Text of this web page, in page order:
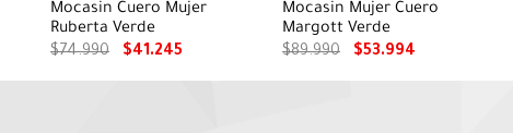
Mocasin Cuero Mujer
Ruberta Verde
$74.990 $41.245
Mocasin Mujer Cuero
Margott Verde
$89.990 $53.994